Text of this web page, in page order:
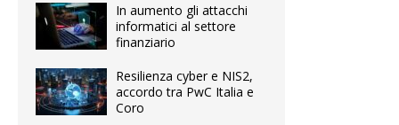
In aumento gli attacchi
informatici al settore
finanziario
Resilienza cyber e NIS2,
accordo tra PwC Italia e
Coro